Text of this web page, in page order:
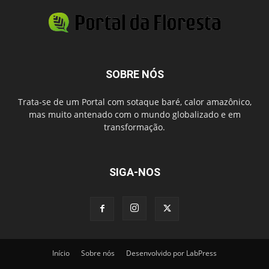
SOBRE NÓS
Trata-se de um Portal com sotaque baré, calor amazônico,
mas muito antenado com o mundo globalizado e em
transformação.
SIGA-NOS
Início Sobre nós Desenvolvido por LabPress